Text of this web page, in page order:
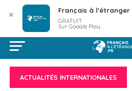
ACTUALITÉS INTERNATIONALES
✕ Français à l'étranger
GRATUIT
Sur Google Play